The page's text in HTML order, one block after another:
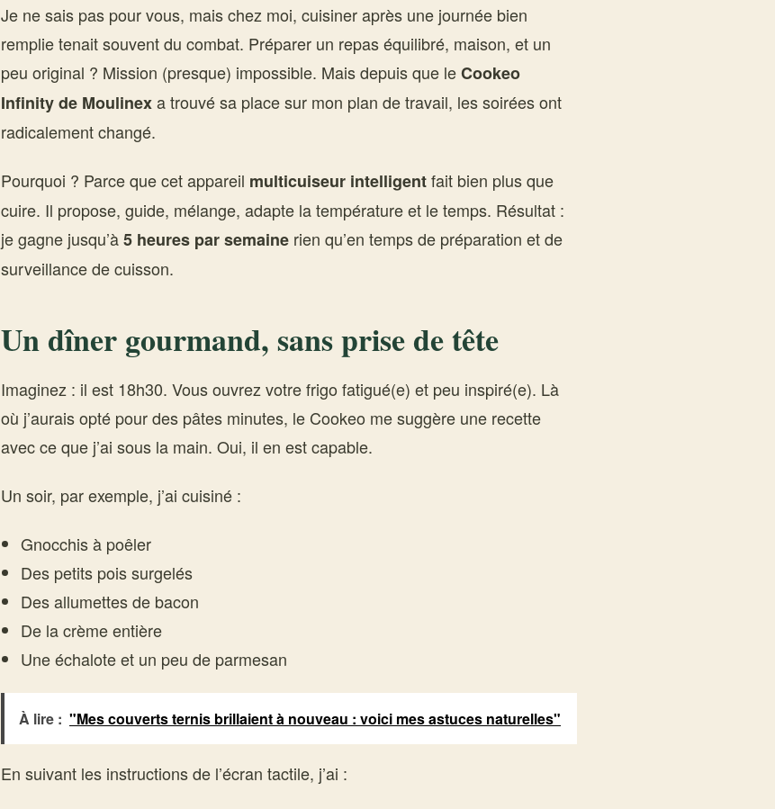
Je ne sais pas pour vous, mais chez moi, cuisiner après une journée bien
remplie tenait souvent du combat. Préparer un repas équilibré, maison, et un
peu original ? Mission (presque) impossible. Mais depuis que leCookeo
Infinity de Moulinexa trouvé sa place sur mon plan de travail, les soirées ont
radicalement changé.
Pourquoi ? Parce que cet appareil multicuiseur intelligentfait bien plus que
cuire. Il propose, guide, mélange, adapte la température et le temps. Résultat :
je gagne jusqu’à5 heures par semaine rien qu’en temps de préparation et de
surveillance de cuisson.
Un dîner gourmand, sans prise de tête
Imaginez : il est 18h30. Vous ouvrez votre frigo fatigué(e) et peu inspiré(e). Là
où j’aurais opté pour des pâtes minutes, le Cookeo me suggère une recette
avec ce que j’ai sous la main. Oui, il en est capable.
Un soir, par exemple, j’ai cuisiné :
Gnocchis à poêler
Des petits pois surgelés
Des allumettes de bacon
De la crème entière
Une échalote et un peu de parmesan
À lire : "Mes couverts ternis brillaient à nouveau : voici mes astuces naturelles"
En suivant les instructions de l’écran tactile, j’ai :